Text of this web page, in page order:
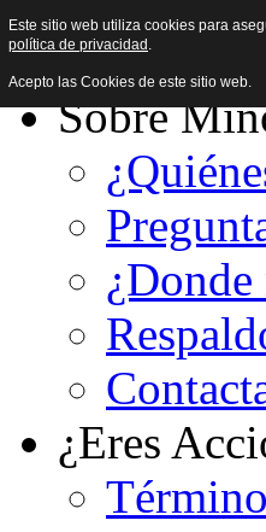
Sobre
¿Donde
¿Eres
Este sitio web utiliza cookies para
política de privacidad .
Acepto las Cookies de este sitio web.